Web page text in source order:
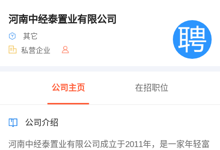
河南中经泰置业有限公司
其它
私营企业
公司主页 在招职位
公司介绍
河南中经泰置业有限公司成立于2011年，是一家年轻富